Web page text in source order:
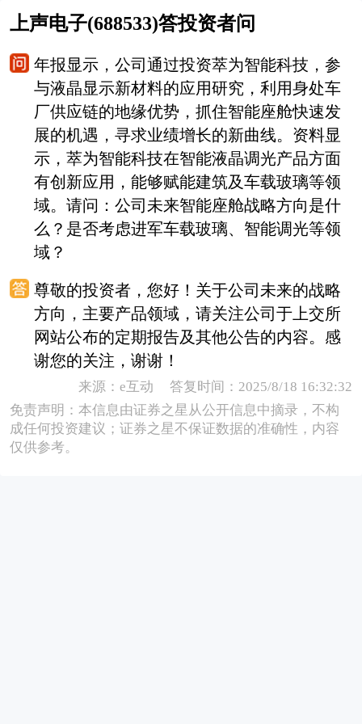
上声电子(688533)答投资者问
年报显示，公司通过投资萃为智能科技，参
与液晶显示新材料的应用研究，利用身处车
厂供应链的地缘优势，抓住智能座舱快速发
展的机遇，寻求业绩增长的新曲线。资料显
示，萃为智能科技在智能液晶调光产品方面
有创新应用，能够赋能建筑及车载玻璃等领
域。请问：公司未来智能座舱战略方向是什
么？是否考虑进军车载玻璃、智能调光等领
域？
尊敬的投资者，您好！关于公司未来的战略
方向，主要产品领域，请关注公司于上交所
网站公布的定期报告及其他公告的内容。感
谢您的关注，谢谢！
来源：e互动 答复时间：2025/8/18 16:32:32
免责声明：本信息由证券之星从公开信息中摘录，不构
成任何投资建议；证券之星不保证数据的准确性，内容
仅供参考。